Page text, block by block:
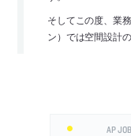
そしてこの度、業
ン）では空間設計
AP JOB